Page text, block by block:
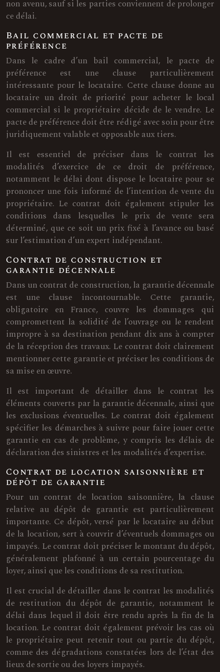
non avenu, sauf si les parties conviennent de prolonger
ce délai.
Bail commercial et pacte de
préférence
Dans le cadre d’un bail commercial, le pacte de
préférence est une clause particulièrement
intéressante pour le locataire. Cette clause donne au
locataire un droit de priorité pour acheter le local
commercial si le propriétaire décide de le vendre. Le
pacte de préférence doit être rédigé avec soin pour être
juridiquement valable et opposable aux tiers.
Il est essentiel de préciser dans le contrat les
modalités d’exercice de ce droit de préférence,
notamment le délai dont dispose le locataire pour se
prononcer une fois informé de l’intention de vente du
propriétaire. Le contrat doit également stipuler les
conditions dans lesquelles le prix de vente sera
déterminé, que ce soit un prix fixé à l’avance ou basé
sur l’estimation d’un expert indépendant.
Contrat de construction et
garantie décennale
Dans un contrat de construction, la garantie décennale
est une clause incontournable. Cette garantie,
obligatoire en France, couvre les dommages qui
compromettent la solidité de l’ouvrage ou le rendent
impropre à sa destination pendant dix ans à compter
de la réception des travaux. Le contrat doit clairement
mentionner cette garantie et préciser les conditions de
sa mise en œuvre.
Il est important de détailler dans le contrat les
éléments couverts par la garantie décennale, ainsi que
les exclusions éventuelles. Le contrat doit également
spécifier les démarches à suivre pour faire jouer cette
garantie en cas de problème, y compris les délais de
déclaration des sinistres et les modalités d’expertise.
Contrat de location saisonnière et
dépôt de garantie
Pour un contrat de location saisonnière, la clause
relative au dépôt de garantie est particulièrement
importante. Ce dépôt, versé par le locataire au début
de la location, sert à couvrir d’éventuels dommages ou
impayés. Le contrat doit préciser le montant du dépôt,
généralement plafonné à un certain pourcentage du
loyer, ainsi que les conditions de sa restitution.
Il est crucial de détailler dans le contrat les modalités
de restitution du dépôt de garantie, notamment le
délai dans lequel il doit être rendu après la fin de la
location. Le contrat doit également prévoir les cas où
le propriétaire peut retenir tout ou partie du dépôt,
comme des dégradations constatées lors de l’état des
lieux de sortie ou des loyers impayés.